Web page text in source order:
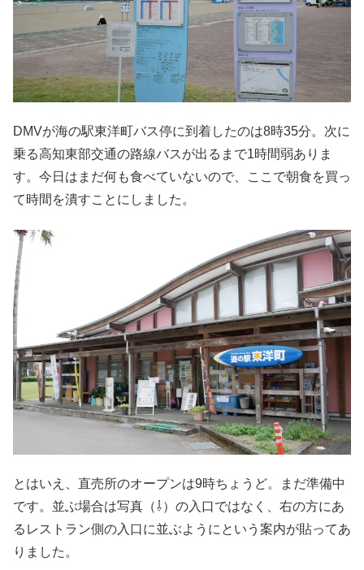
DMVが海の駅東洋町バス停に到着したのは8時35分。次に
乗る高知東部交通の路線バスが出るまで1時間弱ありま
す。今日はまだ何も食べていないので、ここで朝食を買っ
て時間を潰すことにしました。
とはいえ、直売所のオープンは9時ちょうど。まだ準備中
です。並ぶ場合は写真（⇩）の入口ではなく、右の方にあ
るレストラン側の入口に並ぶようにという案内が貼ってあ
りました。